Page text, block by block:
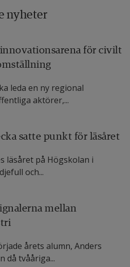
elkraftteknik AB
nyheter
för civilt
leda en ny regional
aktörer,...
satte punkt för läsåret
läsåret på Högskolan i
och...
mellan
årets alumn, Anders
då tvååriga...